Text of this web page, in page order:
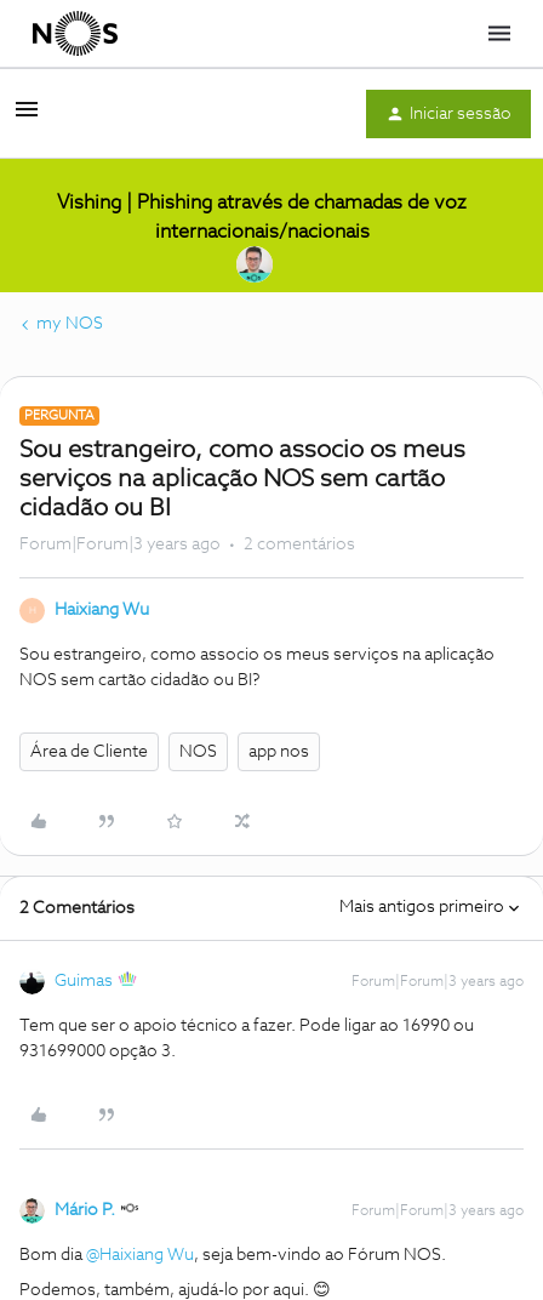
Menu
Iniciar sessão
Vishing | Phishing através de chamadas de voz
internacionais/nacionais
my NOS
PERGUNTA
Sou estrangeiro, como associo os meus
serviços na aplicação NOS sem cartão
cidadão ou BI
Forum|Forum|3 years ago 2 comentários
Haixiang Wu
Sou estrangeiro, como associo os meus serviços na aplicação
NOS sem cartão cidadão ou BI?
Área de Cliente NOS app nos
2 Comentários Mais antigos primeiro
Guimas Forum|Forum|3 years ago
Tem que ser o apoio técnico a fazer. Pode ligar ao 16990 ou
931699000 opção 3.
Mário P. Forum|Forum|3 years ago
Bom dia@Haixiang Wu, seja bem-vindo ao Fórum NOS.
Podemos, também, ajudá-lo por aqui. 😊